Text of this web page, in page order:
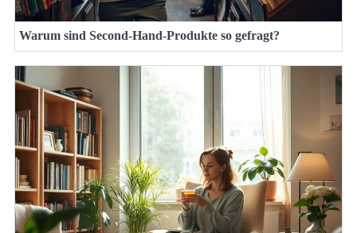
Warum sind Second-Hand-Produkte so gefragt?